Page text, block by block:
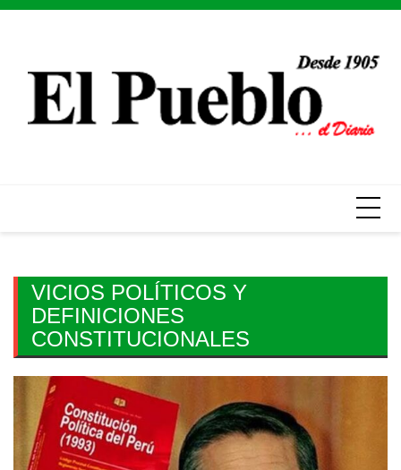
Skip
VICIOS POLÍTICOS Y
DEFINICIONES
CONSTITUCIONALES